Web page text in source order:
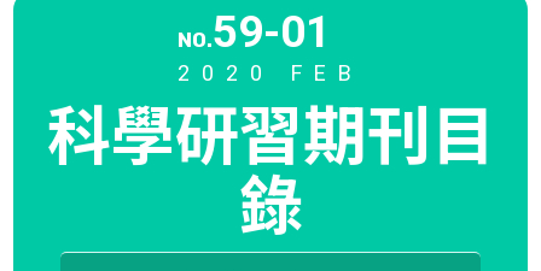
NO.59-01
2020 FEB
科學研習期刊 目
錄